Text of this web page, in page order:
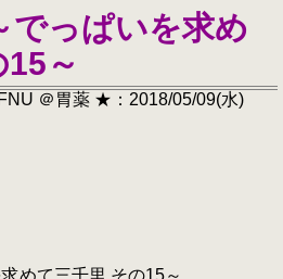
っぱいを求め
～
＠胃薬 ★：2018/05/09(水)